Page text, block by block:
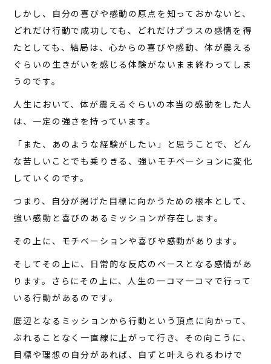
しかし、自分の喜びや感動の原点を知っておかないと、
どれだけ行動で成功しても、どれだけプラスの感情を得
たとしても、結局は、心からの喜びや感動、体が震える
ぐらいの生きがいを感じる体験がないまま終わってしま
うのです。
人生において、体が震えるぐらいの本当の感動をした人
は、一定の強さを持っています。
「また、あのような経験がしたい」と思うことで、どん
な苦しいことでも乗りきる、強いモチベーションに変化
していくのです。
つまり、自分が掲げた目標に向かうための根本として、
強い感動と喜びのあるミッションが存在します。
その上に、モチベーションや喜びや感動があります。
そしてその上に、日常的な反応のベースとなる感情があ
ります。さらにその上に、人生の一コマ一コマで行って
いる行動があるのです。
底辺となるミッションから行動という頂点に向かって、
ぶれることなく一直線に上がって行き、その向こうに、
目標や理想の自分があれば、自ずと叶えられるわけで